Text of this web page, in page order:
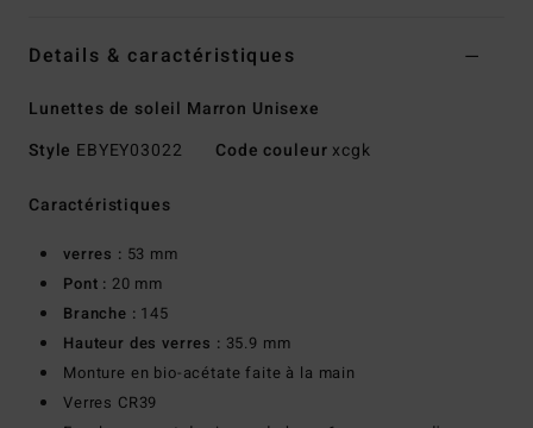
Details & caractéristiques
Lunettes de soleil Marron Unisexe
Style EBYEY03022 Code couleurxcgk
Caractéristiques
verres : 53 mm
Pont : 20 mm
Branche : 145
Hauteur des verres : 35.9 mm
Monture en bio-acétate faite à la main
Verres CR39